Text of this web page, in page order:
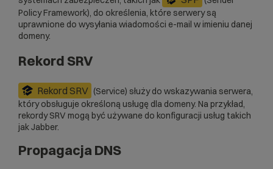
Policy Framework), do określenia, które serwery są
uprawnione do wysyłania wiadomości e-mail w imieniu danej
domeny.
Rekord SRV
Rekord SRV (Service) służy do wskazywania serwera,
który obsługuje określoną usługę dla domeny. Na przykład,
rekordy SRV mogą być używane do konfiguracji usług takich
jak Jabber.
Propagacja DNS